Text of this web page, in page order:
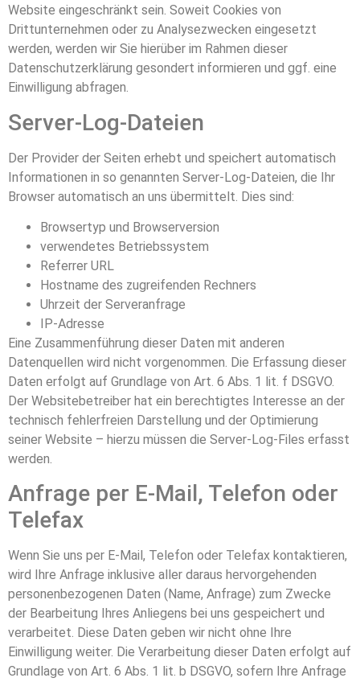
Website eingeschränkt sein. Soweit Cookies von
Drittunternehmen oder zu Analysezwecken eingesetzt
werden, werden wir Sie hierüber im Rahmen dieser
Datenschutzerklärung gesondert informieren und ggf. eine
Einwilligung abfragen.
Server-Log-Dateien
Der Provider der Seiten erhebt und speichert automatisch
Informationen in so genannten Server-Log-Dateien, die Ihr
Browser automatisch an uns übermittelt. Dies sind:
Browsertyp und Browserversion
verwendetes Betriebssystem
Referrer URL
Hostname des zugreifenden Rechners
Uhrzeit der Serveranfrage
IP-Adresse
Eine Zusammenführung dieser Daten mit anderen
Datenquellen wird nicht vorgenommen. Die Erfassung dieser
Daten erfolgt auf Grundlage von Art. 6 Abs. 1 lit. f DSGVO.
Der Websitebetreiber hat ein berechtigtes Interesse an der
technisch fehlerfreien Darstellung und der Optimierung
seiner Website – hierzu müssen die Server-Log-Files erfasst
werden.
Anfrage per E-Mail, Telefon oder
Telefax
Wenn Sie uns per E-Mail, Telefon oder Telefax kontaktieren,
wird Ihre Anfrage inklusive aller daraus hervorgehenden
personenbezogenen Daten (Name, Anfrage) zum Zwecke
der Bearbeitung Ihres Anliegens bei uns gespeichert und
verarbeitet. Diese Daten geben wir nicht ohne Ihre
Einwilligung weiter. Die Verarbeitung dieser Daten erfolgt auf
Grundlage von Art. 6 Abs. 1 lit. b DSGVO, sofern Ihre Anfrage